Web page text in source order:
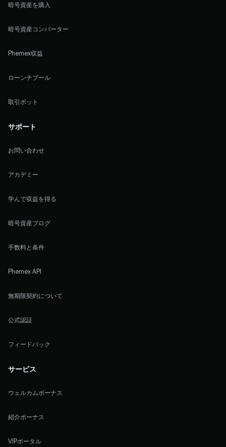
暗号資産を購入
暗号資産コンバーター
Phemex収益
ローンチプール
取引ボット
サポート
お問い合わせ
アカデミー
学んで収益を得る
暗号資産ブログ
手数料と条件
Phemex API
無期限契約について
公式認証
フィードバック
サービス
ウェルカムボーナス
紹介ボーナス
VIPポータル